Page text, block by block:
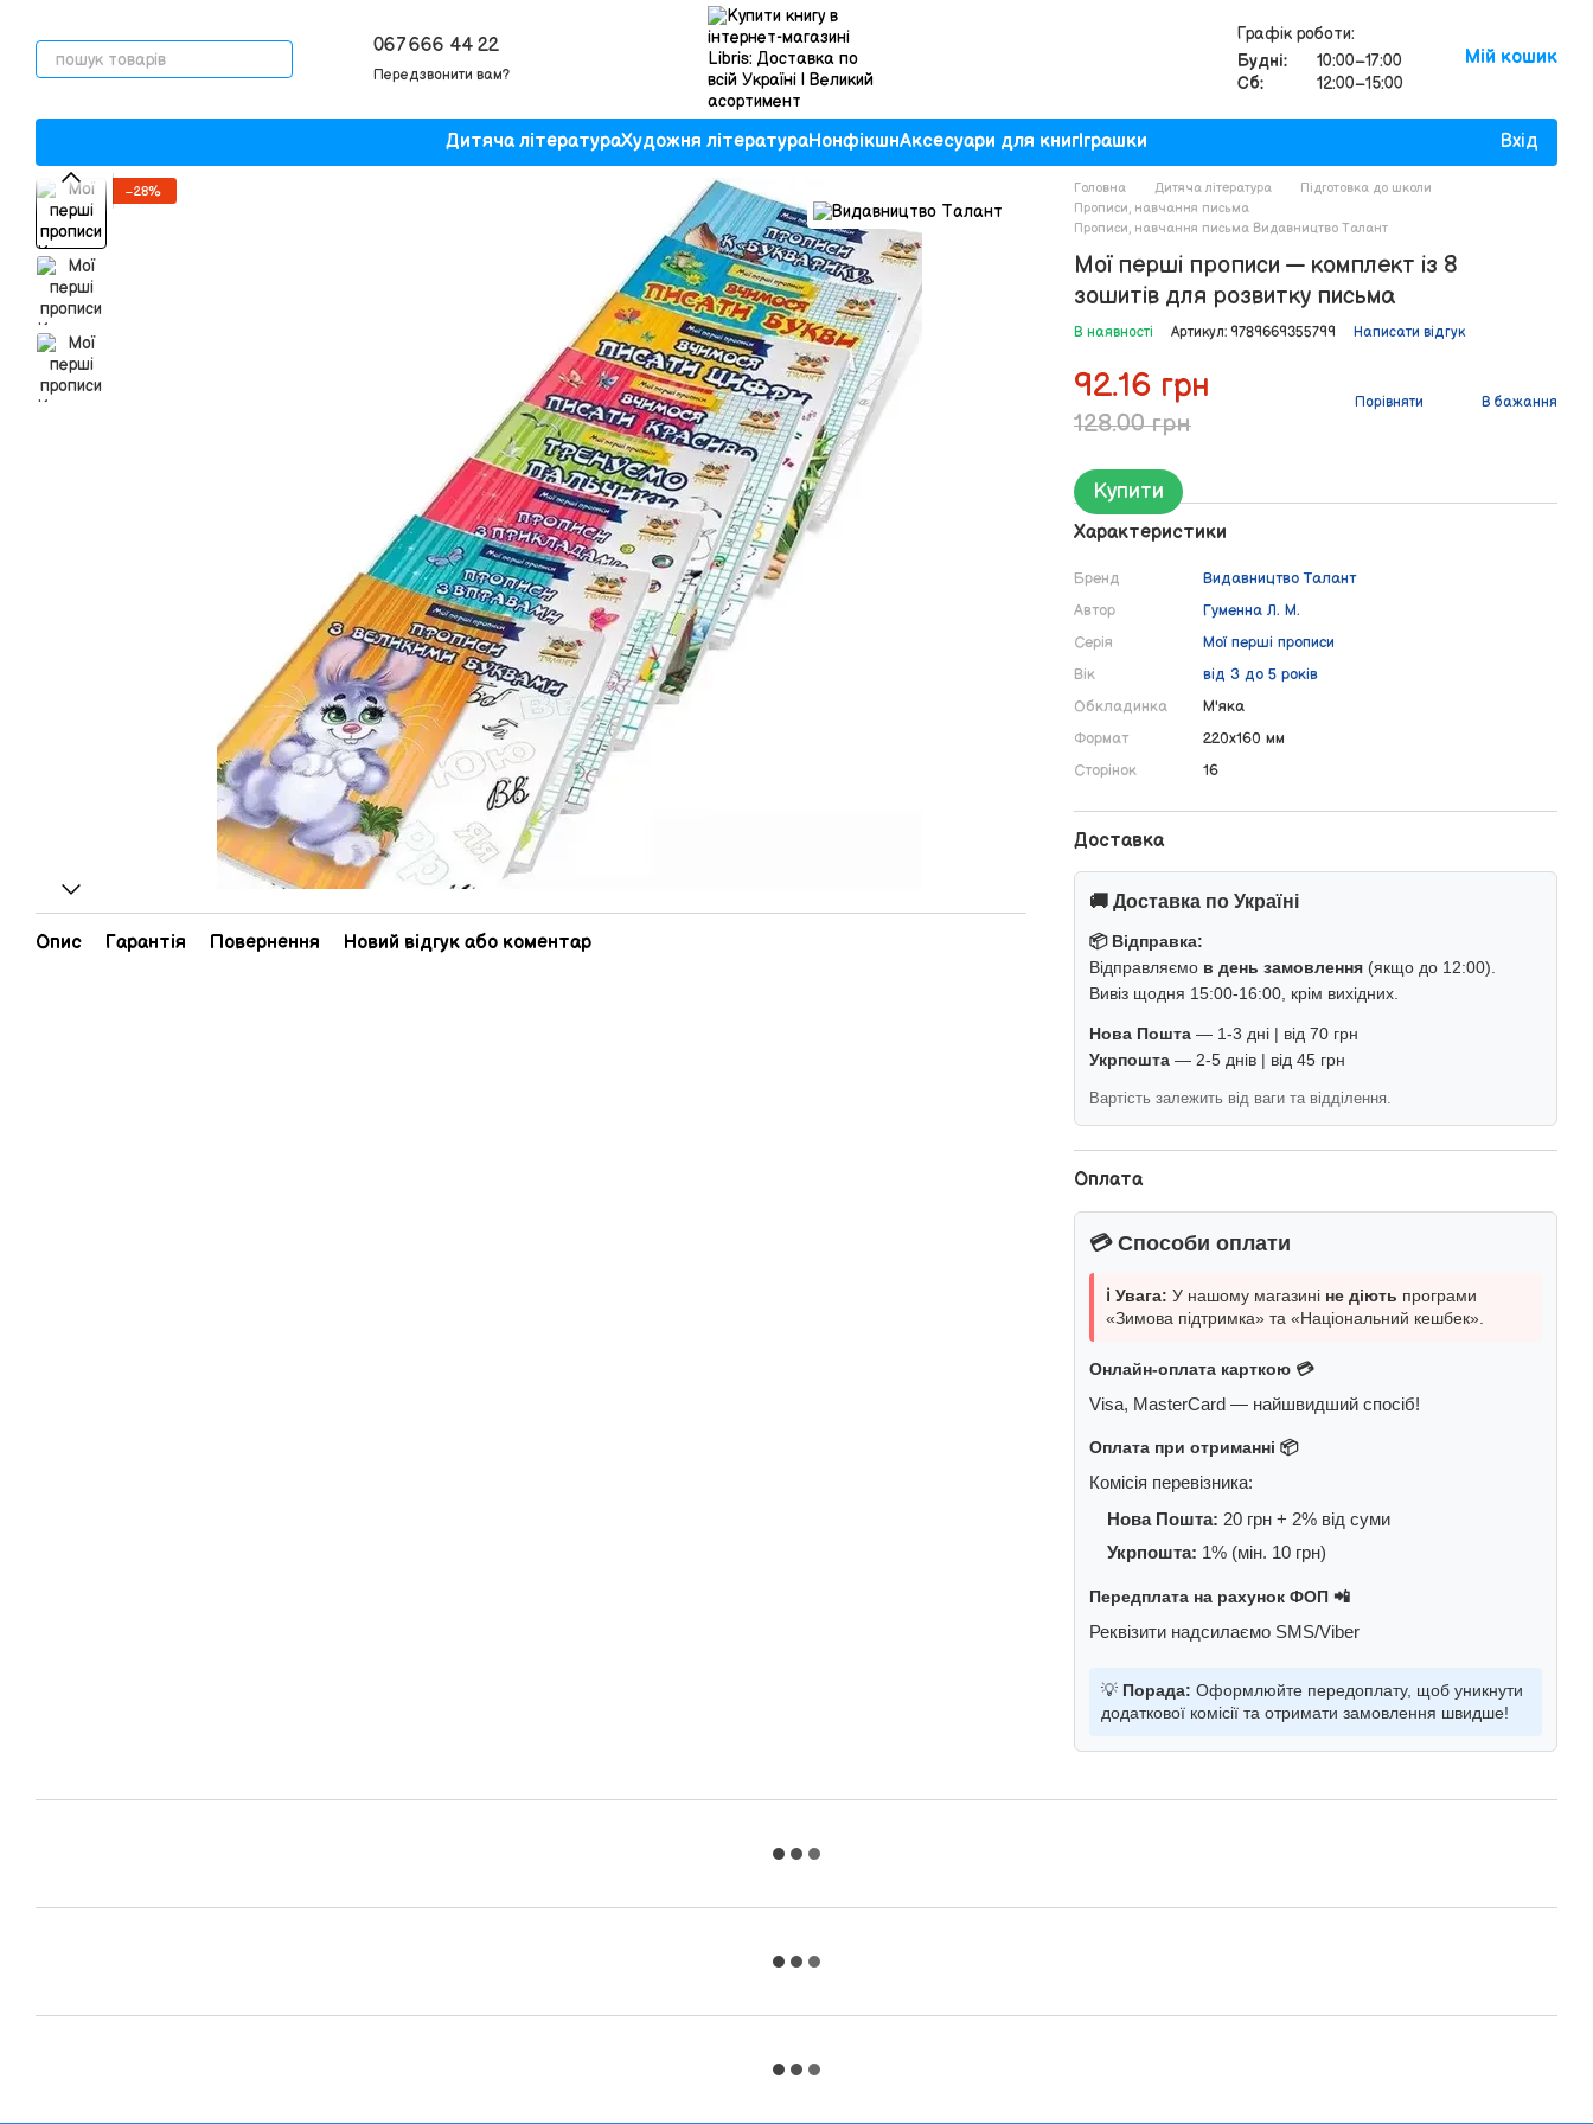
067 666 44 22
Передзвонити вам?
Графік роботи:
Будні:
10:00–17:00
Сб:
12:00–15:00
Мій кошик
Дитяча літератураХудожня літератураНонфікшнАксесуари для книгІграшки Вхід
−28%
Опис Гарантія Повернення Новий відгук або коментар
Головна Дитяча література
Підготовка до школи
Прописи, навчання письма
Прописи, навчання письма Видавництво Талант
Мої перші прописи — комплект із 8
зошитів для розвитку письма
В наявності Артикул: 9789669355799 Написати відгук
92.16 грн
128.00 грн
Порівняти В бажання
Купити
Характеристики
Бренд
Видавництво Талант
Автор
Гуменна Л. М.
Серія
Мої перші прописи
Вік
від 3 до 5 років
Обкладинка
М'яка
Формат
220х160 мм
Сторінок
16
Доставка
🚚 Доставка по Україні
📦 Відправка:
Відправляємо в день замовлення (якщо до 12:00).
Вивіз щодня 15:00-16:00, крім вихідних.
Нова Пошта — 1-3 дні | від 70 грн
Укрпошта — 2-5 днів | від 45 грн
Вартість залежить від ваги та відділення.
Оплата
💳 Способи оплати
ℹ️ Увага: У нашому магазині не діють програми
«Зимова підтримка» та «Національний кешбек».
Онлайн-оплата карткою 💳
Visa, MasterCard — найшвидший спосіб!
Оплата при отриманні 📦
Комісія перевізника:
Нова Пошта: 20 грн + 2% від суми
Укрпошта: 1% (мін. 10 грн)
Передплата на рахунок ФОП 📲
Реквізити надсилаємо SMS/Viber
💡 Порада: Оформлюйте передоплату, щоб уникнути
додаткової комісії та отримати замовлення швидше!